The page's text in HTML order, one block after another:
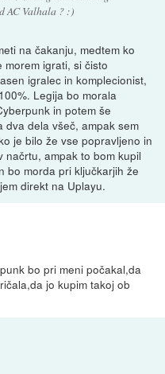
AC Valhala ? :)
na čakanju, medtem ko
igrati, si čisto
igralec in komplecionist,
Legija bo morala
in potem še
dva dela všeč, ampak sem
je bilo že vse popravljeno in
načrtu, ampak to bom kupil
bo morda pri ključkarjih že
direkt na Uplayu.
bo pri meni počakal,da
jo kupim takoj ob